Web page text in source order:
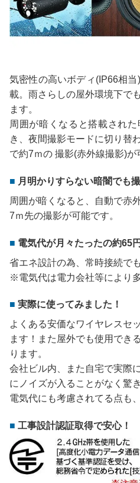
気密性の高いボディ(IP66相
載。雨さらしの屋外環境下で
ます。
周囲が暗くなると搭載され
き、夜間撮影モードに切り替
で約7ｍの 撮影(赤外線撮影)が
月明かりすらない暗闇でも
周囲が暗くなると、自動で赤
7ｍ先の撮影が可能です。
電気代が月々たったの約65
省エネ設計の為、常時接続で
※電気代は電力会社等により
実際に使ってみました！
よくある安価なワイヤレスセ
ます！また屋外でも使用でき
ります。
会社ビル内、また自宅で実際
にノイズが入ることがなく驚
電気代にも考慮されてる点も
工事設計認証取得で安心！